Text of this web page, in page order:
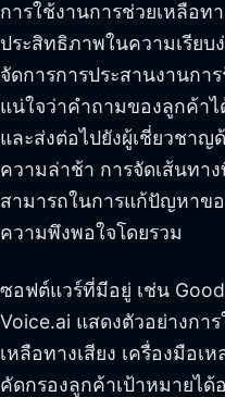
การใช้งานการช่วยเหลือท
ประสิทธิภาพในความเรียบ
จัดการการประสานงานกา
แน่ใจว่าคำถามของลูกค้าไ
และส่งต่อไปยังผู้เชี่ยวชา
ความล่าช้า การจัดเส้นท
สามารถในการแก้ปัญหาขอ
ความพึงพอใจโดยรวม
ซอฟต์แวร์ที่มีอยู่ เช่น
Voice.ai แสดงตัวอย่างกา
เหลือทางเสียง เครื่องมือ
คัดกรองลูกค้าเป้าหมายไ